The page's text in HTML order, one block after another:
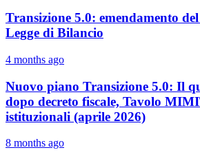
Transizione 5.0: emendamento
Legge di Bilancio
4 months ago
Nuovo piano Transizione 5.0: Il
dopo decreto fiscale, Tavolo
istituzionali (aprile 2026)
8 months ago